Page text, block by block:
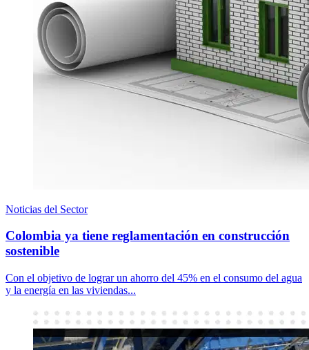
Noticias del Sector
Colombia ya tiene reglamentación en construcción
sostenible
Con el objetivo de lograr un ahorro del 45% en el consumo del agua
y la energía en las viviendas...